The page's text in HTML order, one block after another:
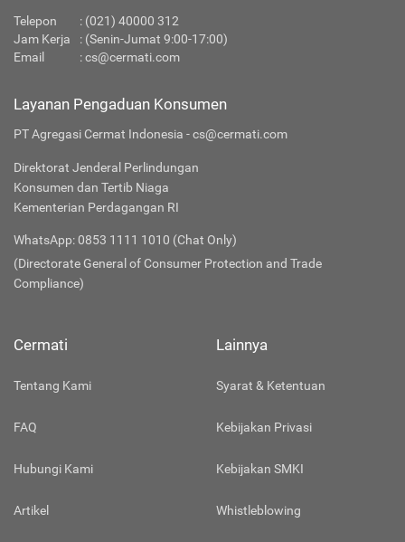
Telepon : (021) 40000 312
Jam Kerja
: (Senin-Jumat 9:00-17:00)
Email
:cs@cermati.com
Layanan Pengaduan Konsumen
PT Agregasi Cermat Indonesia - cs@cermati.com
Direktorat Jenderal Perlindungan
Konsumen dan Tertib Niaga
Kementerian Perdagangan RI
WhatsApp: 0853 1111 1010 (Chat Only)
(Directorate General of Consumer Protection and Trade
Compliance)
Cermati
Tentang Kami
FAQ
Hubungi Kami
Artikel
Lainnya
Syarat & Ketentuan
Kebijakan Privasi
Kebijakan SMKI
Whistleblowing